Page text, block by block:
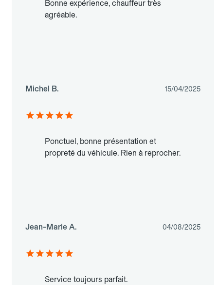
Bonne expérience, chauffeur très
agréable.
Michel B. 15/04/2025
Ponctuel, bonne présentation et
propreté du véhicule. Rien à reprocher.
Jean-Marie A. 04/08/2025
Service toujours parfait.